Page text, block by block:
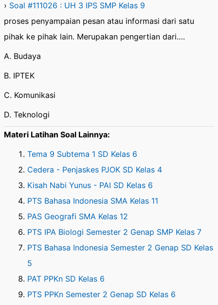
› Soal #111026 : UH 3 IPS SMP Kelas 9
proses penyampaian pesan atau informasi dari satu
pihak ke pihak lain. Merupakan pengertian dari….
A. Budaya
B. IPTEK
C. Komunikasi
D. Teknologi
Materi Latihan Soal Lainnya:
Tema 9 Subtema 1 SD Kelas 6
Cedera - Penjaskes PJOK SD Kelas 4
Kisah Nabi Yunus - PAI SD Kelas 6
PTS Bahasa Indonesia SMA Kelas 11
PAS Geografi SMA Kelas 12
PTS IPA Biologi Semester 2 Genap SMP Kelas 7
PTS Bahasa Indonesia Semester 2 Genap SD Kelas
5
PAT PPKn SD Kelas 6
PTS PPKn Semester 2 Genap SD Kelas 6